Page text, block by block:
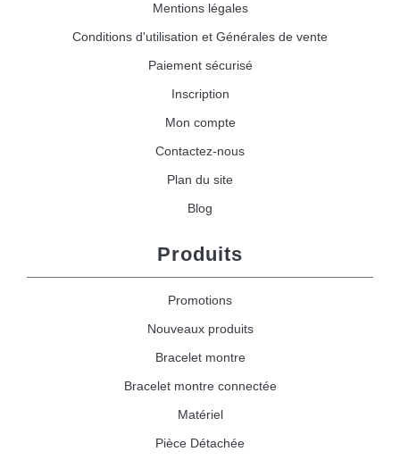
Mentions légales
Conditions d'utilisation et Générales de vente
Paiement sécurisé
Inscription
Mon compte
Contactez-nous
Plan du site
Blog
Produits
Promotions
Nouveaux produits
Bracelet montre
Bracelet montre connectée
Matériel
Pièce Détachée